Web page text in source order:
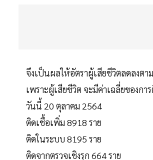
จึงเป็นผลให้อัตราผู้เสียชีวิตลดลงตา
เพราะผู้เสียชีวิต จะมีค่าเฉลี่ยของกา
วันนี้ 20 ตุลาคม 2564
ติดเชื้อเพิ่ม 8918 ราย
ติดในระบบ 8195 ราย
ติดจากตรวจเชิงรุก 664 ราย